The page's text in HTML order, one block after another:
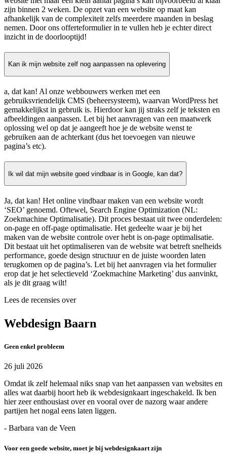
zijn binnen 2 weken. De opzet van een website op maat kan
afhankelijk van de complexiteit zelfs meerdere maanden in beslag
nemen. Door ons offerteformulier in te vullen heb je echter direct
inzicht in de doorlooptijd!
Kan ik mijn website zelf nog aanpassen na oplevering
a, dat kan! Al onze webbouwers werken met een
gebruiksvriendelijk CMS (beheersysteem), waarvan WordPress het
gemakkelijkst in gebruik is. Hierdoor kan jij straks zelf je teksten en
afbeeldingen aanpassen. Let bij het aanvragen van een maatwerk
oplossing wel op dat je aangeeft hoe je de website wenst te
gebruiken aan de achterkant (dus het toevoegen van nieuwe
pagina’s etc).
Ik wil dat mijn website goed vindbaar is in Google, kan dat?
Ja, dat kan! Het online vindbaar maken van een website wordt
‘SEO’ genoemd. Oftewel, Search Engine Optimization (NL:
Zoekmachine Optimalisatie). Dit proces bestaat uit twee onderdelen:
on-page en off-page optimalisatie. Het gedeelte waar je bij het
maken van de website controle over hebt is on-page optimalisatie.
Dit bestaat uit het optimaliseren van de website wat betreft snelheids
performance, goede design structuur en de juiste woorden laten
terugkomen op de pagina’s. Let bij het aanvragen via het formulier
erop dat je het selectieveld ‘Zoekmachine Marketing’ dus aanvinkt,
als je dit graag wilt!
Lees de recensies over
Webdesign Baarn
Geen enkel probleem
26 juli 2026
Omdat ik zelf helemaal niks snap van het aanpassen van websites en
alles wat daarbij hoort heb ik webdesignkaart ingeschakeld. Ik ben
hier zeer enthousiast over en vooral over de nazorg waar andere
partijen het nogal eens laten liggen.
- Barbara van de Veen
Voor een goede website, moet je bij webdesignkaart zijn